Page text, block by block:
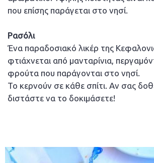
που επίσης παράγεται στο νησί.
Ρασόλι
Ένα παραδοσιακό λικέρ της
φτιάχνεται από μανταρίνια,
φρούτα που παράγονται στο νησί.
Το κερνούν σε κάθε σπίτι. Αν σας
διστάστε να το δοκιμάσετε!